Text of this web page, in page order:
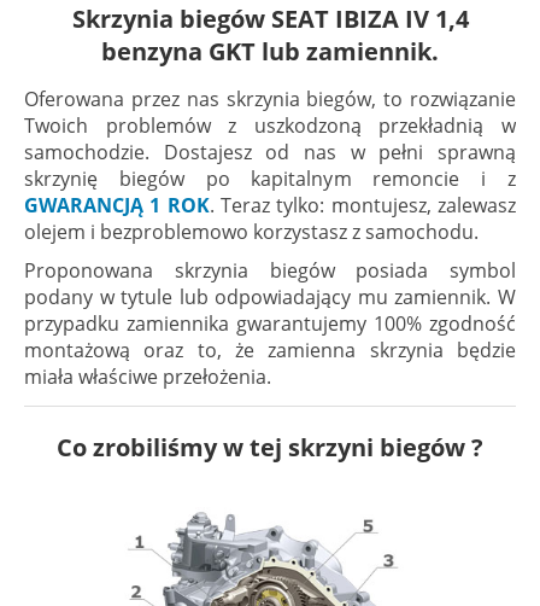
Skrzynia biegów SEAT IBIZA IV 1,4
benzyna GKT lub zamiennik.
Oferowana przez nas skrzynia biegów, to rozwiązanie
Twoich problemów z uszkodzoną przekładnią w
samochodzie. Dostajesz od nas w pełni sprawną
skrzynię biegów po kapitalnym remoncie i z
GWARANCJĄ 1 ROK. Teraz tylko: montujesz, zalewasz
olejem i bezproblemowo korzystasz z samochodu.
Proponowana skrzynia biegów posiada symbol
podany w tytule lub odpowiadający mu zamiennik. W
przypadku zamiennika gwarantujemy 100% zgodność
montażową oraz to, że zamienna skrzynia będzie
miała właściwe przełożenia.
Co zrobiliśmy w tej skrzyni biegów ?